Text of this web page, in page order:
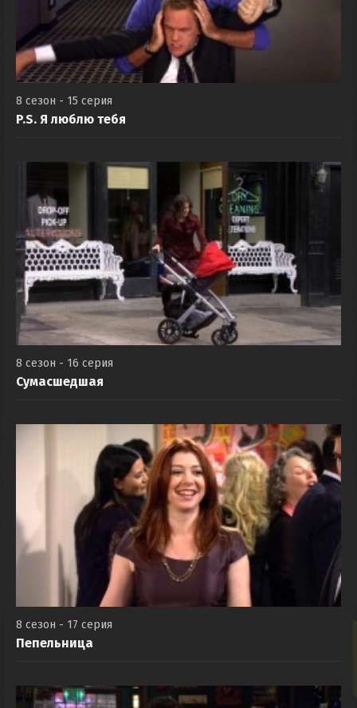
8 сезон - 15 серия
P.S. Я люблю тебя
8 сезон - 16 серия
Сумасшедшая
8 сезон - 17 серия
Пепельница